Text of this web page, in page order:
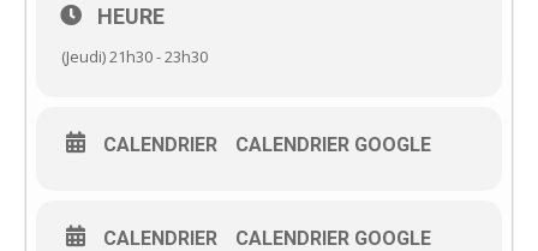
HEURE
(Jeudi) 21h30 - 23h30
CALENDRIER CALENDRIER GOOGLE
CALENDRIER CALENDRIER GOOGLE